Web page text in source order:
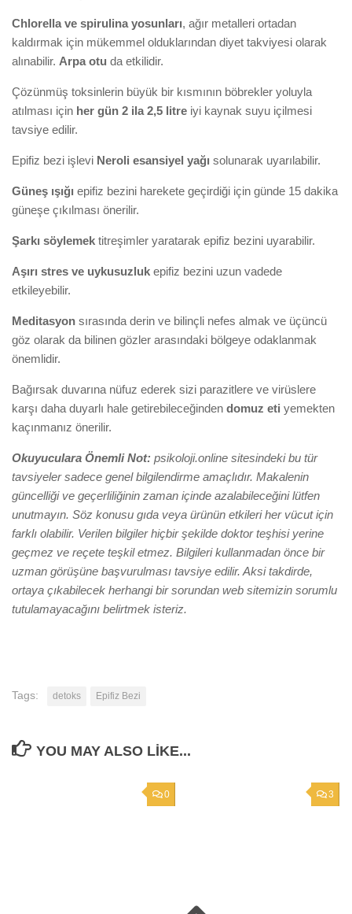
Chlorella ve spirulina yosunları, ağır metalleri ortadan
kaldırmak için mükemmel olduklarından diyet takviyesi olarak
alınabilir. Arpa otu da etkilidir.
Çözünmüş toksinlerin büyük bir kısmının böbrekler yoluyla
atılması için her gün 2 ila 2,5 litre iyi kaynak suyu içilmesi
tavsiye edilir.
Epifiz bezi işlevi Neroli esansiyel yağı solunarak uyarılabilir.
Güneş ışığı epifiz bezini harekete geçirdiği için günde 15 dakika
güneşe çıkılması önerilir.
Şarkı söylemek titreşimler yaratarak epifiz bezini uyarabilir.
Aşırı stres ve uykusuzluk epifiz bezini uzun vadede
etkileyebilir.
Meditasyon sırasında derin ve bilinçli nefes almak ve üçüncü
göz olarak da bilinen gözler arasındaki bölgeye odaklanmak
önemlidir.
Bağırsak duvarına nüfuz ederek sizi parazitlere ve virüslere
karşı daha duyarlı hale getirebileceğinden domuz eti yemekten
kaçınmanız önerilir.
Okuyuculara Önemli Not: psikoloji.online sitesindeki bu tür
tavsiyeler sadece genel bilgilendirme amaçlıdır. Makalenin
güncelliği ve geçerliliğinin zaman içinde azalabileceğini lütfen
unutmayın. Söz konusu gıda veya ürünün etkileri her vücut için
farklı olabilir. Verilen bilgiler hiçbir şekilde doktor teşhisi yerine
geçmez ve reçete teşkil etmez. Bilgileri kullanmadan önce bir
uzman görüşüne başvurulması tavsiye edilir. Aksi takdirde,
ortaya çıkabilecek herhangi bir sorundan web sitemizin sorumlu
tutulamayacağını belirtmek isteriz.
Tags: detoks Epifiz Bezi
YOU MAY ALSO LIKE...
0 3